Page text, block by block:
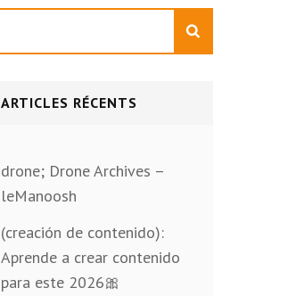
ARTICLES RÉCENTS
drone; Drone Archives –
leManoosh
(creación de contenido):
Aprende a crear contenido
para este 2026🎀